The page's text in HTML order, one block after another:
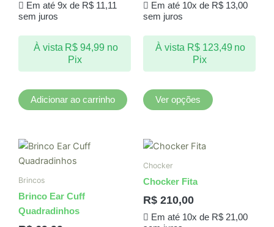
Em até 9x de R$11,11
sem juros
À vista R$ 94,99 no
Pix
Adicionar ao carrinho
Em até 10x de R$13,00
sem juros
À vista R$123,49 no
Pix
Ver opções
As
podem
ser
página
Brincos
Brinco Ear Cuff
Quadradinhos
Chocker
Chocker Fita
R$ 210,00
Em até 10x de R$21,00